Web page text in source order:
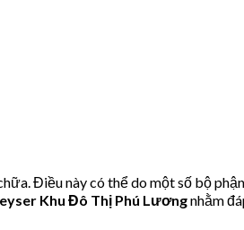
Điều này có thể do một số bộ
Khu Đô Thị Phú Lươngnhằm